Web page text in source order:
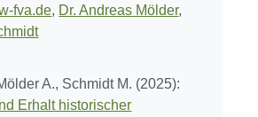
fva.de, Dr. Andreas Mölder,
A., Schmidt M. (2025):
Erhalt historischer